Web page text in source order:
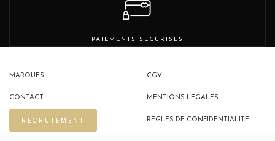
PAIEMENTS SECURISES
MARQUES
CONTACT
RECRUTEMENT
CGV
MENTIONS LEGALES
REGLES DE CONFIDENTIALITE